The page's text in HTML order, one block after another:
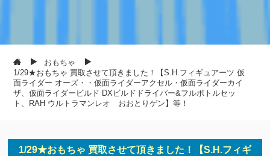
おもちゃ
1/29★おもちゃ 買取させて頂きました！【S.H.フィギュアーツ 仮
面ライダー オーズ・・仮面ライダーアクセル・仮面ライダーカイ
ザ、仮面ライダービルド DXビルドドライバー&フルボトルセッ
ト、RAH ウルトラマンレオ おおとりゲン】等！
1/29★おもちゃ 買取させて頂きました！【S.H.フィギ